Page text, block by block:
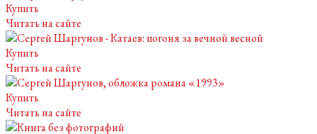
Купить
Читать на сайте
Купить
Читать на сайте
Купить
Читать на сайте